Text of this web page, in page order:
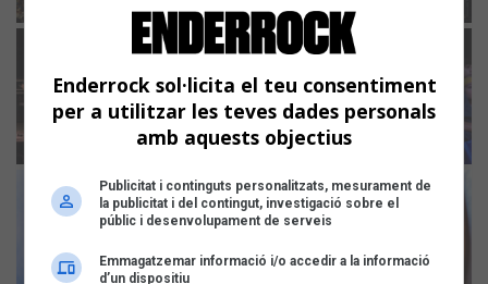
Enderrock sol·licita el teu consentiment
per a utilitzar les teves dades personals
amb aquests objectius
Publicitat i continguts personalitzats, mesurament de
la publicitat i del contingut, investigació sobre el
públic i desenvolupament de serveis
Emmagatzemar informació i/o accedir a la informació
d’un dispositiu